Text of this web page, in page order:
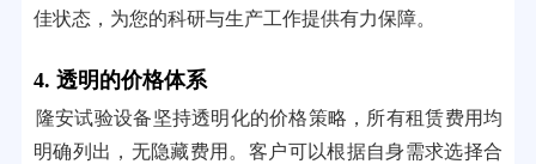
佳状态，为您的科研与生产工作提供有力保障。
4. 透明的价格体系
隆安试验设备坚持透明化的价格策略，所有租赁费用均
明确列出，无隐藏费用。客户可以根据自身需求选择合